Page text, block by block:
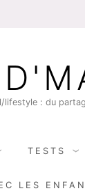
lifestyle : du
TESTS
LES